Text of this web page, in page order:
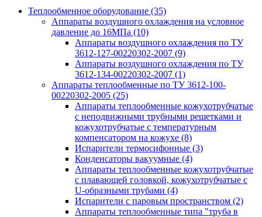
Теплообменное оборудование (35)
Аппараты воздушного охлаждения на условное
давление до 16МПа (10)
Аппараты воздушного охлаждения по ТУ
3612-127-00220302-2007 (9)
Аппараты воздушного охлаждения по ТУ
3612-134-00220302-2007 (1)
Аппараты теплообменные по ТУ 3612-100-
00220302-2005 (25)
Аппараты теплообменные кожухотрубчатые
с неподвижными трубными решетками и
кожухотрубчатые с температурным
компенсатором на кожухе (8)
Испарители термосифонные (3)
Конденсаторы вакуумные (4)
Аппараты теплообменные кожухотрубчатые
с плавающей головкой, кожухотрубчатые с
U-образными трубами (4)
Испарители с паровым пространством (2)
Аппараты теплообменные типа "труба в